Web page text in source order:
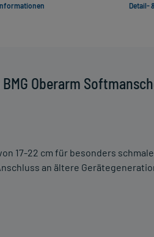
Oberarm
17-22 cm für besonders
an ältere
Detail-